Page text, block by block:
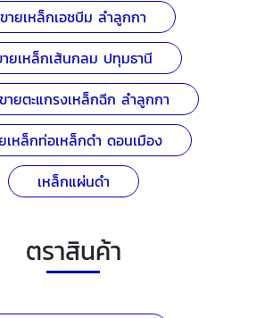
ขายเหล็กเอชบีม ลำลูกกา
ยเหล็กเส้นกลม ปทุมธานี
ายตะแกรงเหล็กฉีก ลำลูกกา
เหล็กท่อเหล็กดำ ดอนเมือง
เหล็กแผ่นดำ
ตราสินค้า